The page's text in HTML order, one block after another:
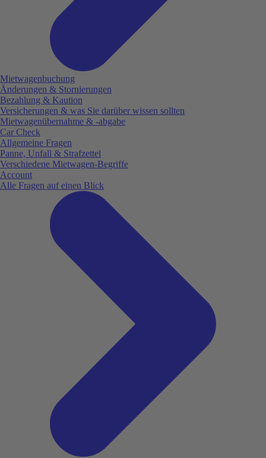
Mietwagenbuchung
Änderungen & Stornierungen
Bezahlung & Kaution
Versicherungen & was Sie darüber wissen sollten
Mietwagenübernahme & -abgabe
Car Check
Allgemeine Fragen
Panne, Unfall & Strafzettel
Verschiedene Mietwagen-Begriffe
Account
Alle Fragen auf einen Blick